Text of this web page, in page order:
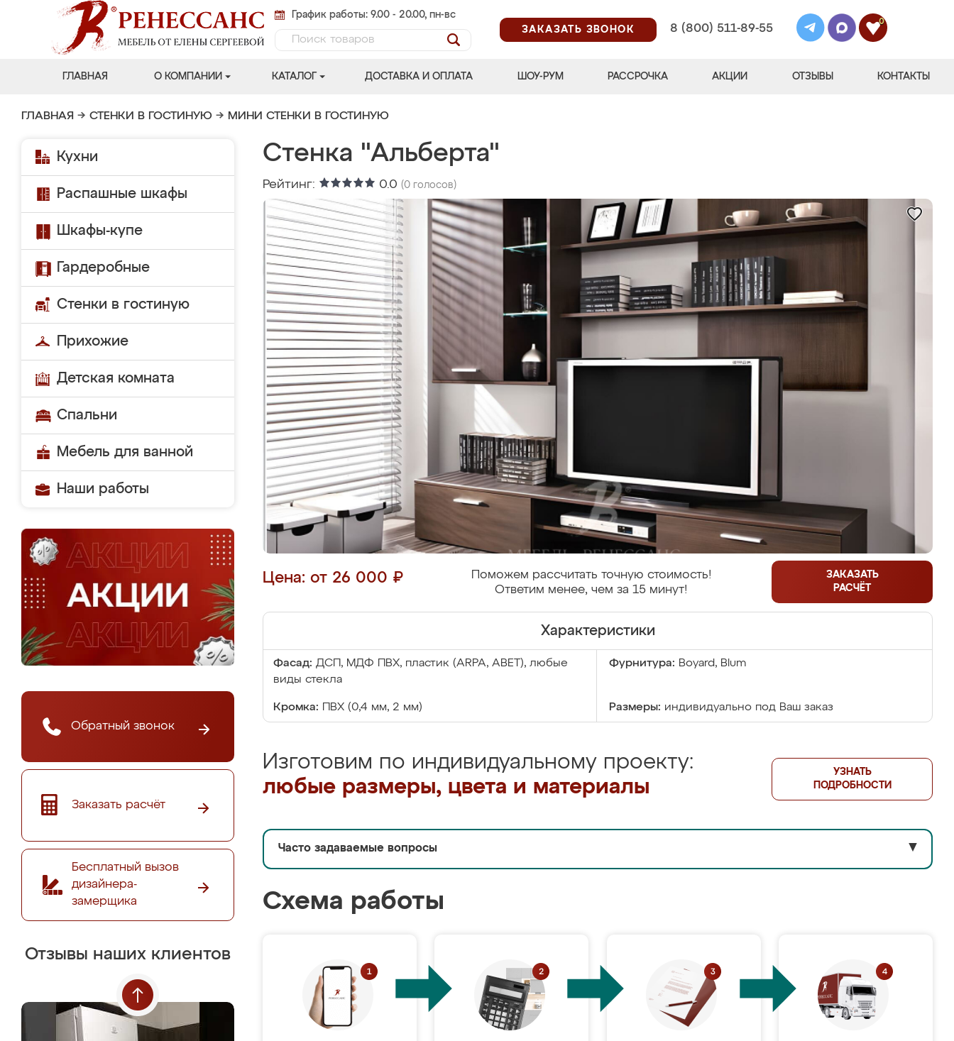
График работы: 9.00 - 20.00, пн-вс
ЗАКАЗАТЬ ЗВОНОК
8 (800) 511-89-55
0
ГЛАВНАЯ О КОМПАНИИ КАТАЛОГ ДОСТАВКА И ОПЛАТА ШОУ-РУМ РАССРОЧКА АКЦИИ ОТЗЫВЫ КОНТАКТЫ
ГЛАВНАЯ → СТЕНКИ В ГОСТИНУЮ → МИНИ СТЕНКИ В ГОСТИНУЮ
Кухни
Распашные шкафы
Шкафы-купе
Гардеробные
Стенки в гостиную
Прихожие
Детская комната
Спальни
Мебель для ванной
Наши работы
Обратный звонок
Заказать расчёт
Бесплатный вызов
дизайнера-
замерщика
Отзывы наших клиентов
Стенка "Альберта"
Рейтинг: 0.0 (0 голосов)
Цена: от 26 000 ₽
Поможем рассчитать точную стоимость!
Ответим менее, чем за 15 минут!
ЗАКАЗАТЬ
РАСЧЁТ
Характеристики
Фасад: ДСП, МДФ ПВХ, пластик (ARPA, ABET), любые
виды стекла
Фурнитура: Boyard, Blum
Кромка: ПВХ (0,4 мм, 2 мм) Размеры: индивидуально под Ваш заказ
Изготовим по индивидуальному проекту:
любые размеры, цвета и материалы
УЗНАТЬ
ПОДРОБНОСТИ
Часто задаваемые вопросы ▼
Схема работы